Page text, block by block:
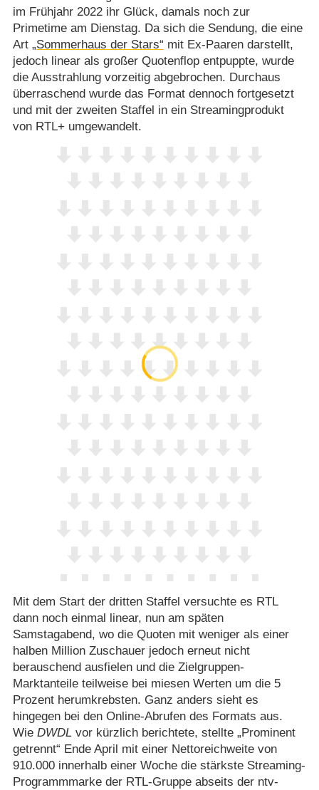
im Frühjahr 2022 ihr Glück, damals noch zur
Primetime am Dienstag. Da sich die Sendung, die eine
Art „Sommerhaus der Stars“ mit Ex-Paaren darstellt,
jedoch linear als großer Quotenflop entpuppte, wurde
die Ausstrahlung vorzeitig abgebrochen. Durchaus
überraschend wurde das Format dennoch fortgesetzt
und mit der zweiten Staffel in ein Streamingprodukt
von RTL+ umgewandelt.
Mit dem Start der dritten Staffel versuchte es RTL
dann noch einmal linear, nun am späten
Samstagabend, wo die Quoten mit weniger als einer
halben Million Zuschauer jedoch erneut nicht
berauschend ausfielen und die Zielgruppen-
Marktanteile teilweise bei miesen Werten um die 5
Prozent herumkrebsten. Ganz anders sieht es
hingegen bei den Online-Abrufen des Formats aus.
Wie DWDL vor kürzlich berichtete, stellte „Prominent
getrennt“ Ende April mit einer Nettoreichweite von
910.000 innerhalb einer Woche die stärkste Streaming-
Programmmarke der RTL-Gruppe abseits der ntv-